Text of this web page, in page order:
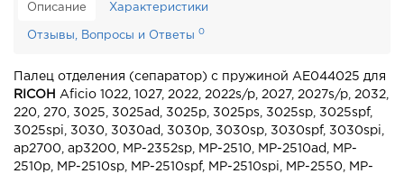
Описание Характеристики
Отзывы, Вопросы и Ответы 0
Палец отделения (сепаратор) с пружиной AE044025 для
RICOH Aficio 1022, 1027, 2022, 2022s/p, 2027, 2027s/p, 2032,
220, 270, 3025, 3025ad, 3025p, 3025ps, 3025sp, 3025spf,
3025spi, 3030, 3030ad, 3030p, 3030sp, 3030spf, 3030spi,
ap2700, ap3200, MP-2352sp, MP-2510, MP-2510ad, MP-
2510p, MP-2510sp, MP-2510spf, MP-2510spi, MP-2550, MP-